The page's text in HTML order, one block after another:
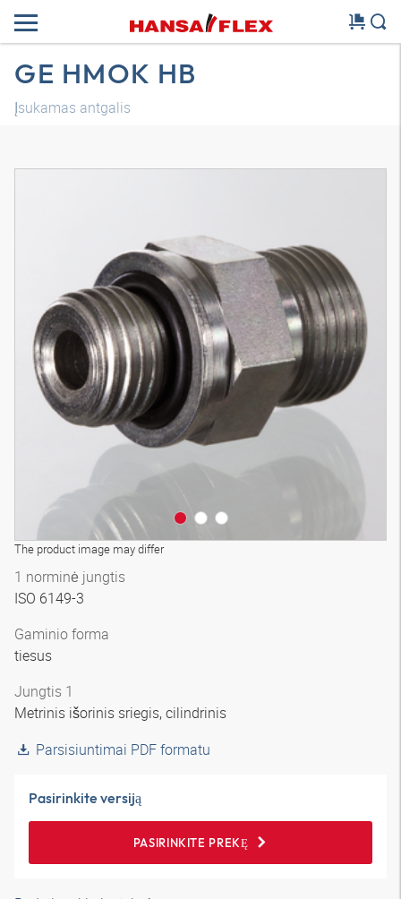
GE HMOK HB
Įsukamas antgalis
The product image may differ
3D modelis
1 norminė jungtis
ISO 6149-3
Gaminio forma
tiesus
Jungtis 1
Metrinis išorinis sriegis, cilindrinis
Parsisiuntimai PDF formatu
Pasirinkite versiją
PASIRINKITE PREKĘ